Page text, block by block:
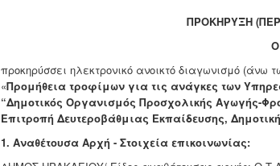
ΠΡΟΚΗΡΥΞΗ
προκηρύσσει ηλεκτρονικό ανοικτό διαγωνισμό
«Προμήθεια τροφίμων για τις ανάγκες των
“Δημοτικός Οργανισμός Προσχολικής Αγωγής-
Επιτροπή Δευτεροβάθμιας Εκπαίδευσης,
1. Αναθέτουσα Αρχή - Στοιχεία επικοινωνίας: